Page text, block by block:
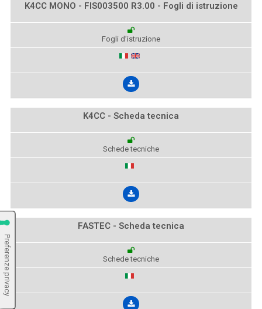
K4CC MONO - FIS003500 R3.00 - Fogli di istruzione
Fogli d’istruzione
K4CC - Scheda tecnica
Schede tecniche
FASTEC - Scheda tecnica
Schede tecniche